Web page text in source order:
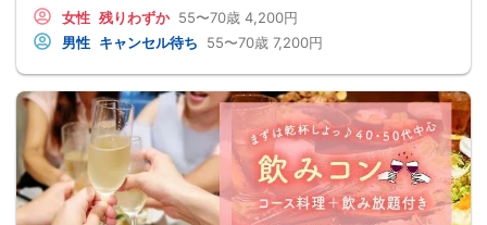
女性 残りわずか 55〜70歳 4,200円
男性 キャンセル待ち 55〜70歳 7,200円